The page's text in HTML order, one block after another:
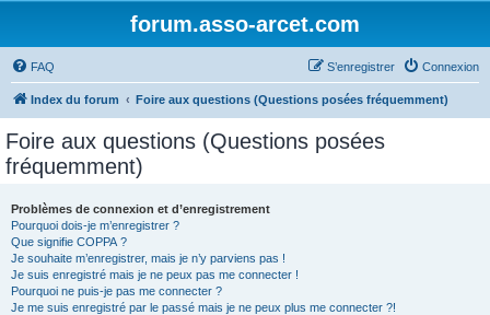
forum.asso-arcet.com
FAQ Connexion
S’enregistrer
Index du forum Foire aux questions (Questions posées fréquemment)
Foire aux questions (Questions posées
fréquemment)
Problèmes de connexion et d’enregistrement
Pourquoi dois-je m’enregistrer ?
Que signifie COPPA ?
Je souhaite m’enregistrer, mais je n’y parviens pas !
Je suis enregistré mais je ne peux pas me connecter !
Pourquoi ne puis-je pas me connecter ?
Je me suis enregistré par le passé mais je ne peux plus me connecter ?!